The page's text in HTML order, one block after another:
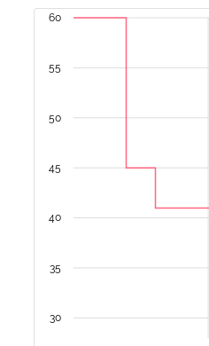
30
35
40
45
50
55
60